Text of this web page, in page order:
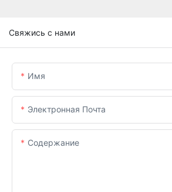
Свяжись с нами
Имя
Электронная Почта
Содержание